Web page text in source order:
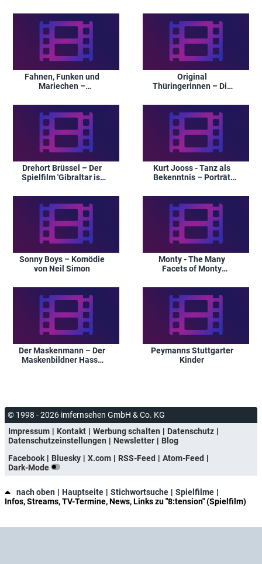
Lindgrens
Johann Sebastian Bach
und Antonio Vivaldi
Fahnen, Funken und
Mariechen –
24.06.2001 in Ulmen
Original
Thüringerinnen – Die
Thüringentag 2001 in
Gera
Drehort Brüssel – Der
Spielfilm 'Gibraltar ist
Kurt Jooss - Tanz als
Bekenntnis – Porträt
zum 100. Geburtstag
Sonny Boys – Komödie
von Neil Simon
Monty - The Many
Facets of Monty
Der Maskenmann – Der
Maskenbildner Hasso
Peymanns Stuttgarter
Kinder
© 1998 - 2026 imfernsehen GmbH & Co. KG
Impressum
Kontakt Werbung schalten
Datenschutz
Datenschutzeinstellungen
Newsletter
Blog
Facebook
Bluesky X.com RSS-Feed
Atom-Feed
Dark-Mode
nach oben Hauptseite Stichwortsuche
Spielfilme
Infos, Streams, TV-Termine, News, Links zu "8:tension" (Spielfilm)